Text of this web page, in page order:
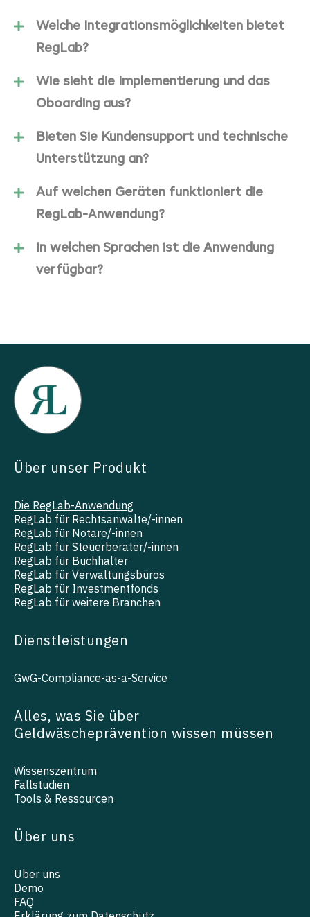
Welche Integrationsmöglichkeiten bietet
RegLab?
Wie sieht die Implementierung und das
Oboarding aus?
Bieten Sie Kundensupport und technische
Unterstützung an?
Auf welchen Geräten funktioniert die
RegLab-Anwendung?
In welchen Sprachen ist die Anwendung
verfügbar?
Über unser Produkt
Die RegLab-Anwendung
RegLab für Rechtsanwälte/-innen
RegLab für Notare/-innen
RegLab für Steuerberater/-innen
RegLab für Buchhalter
RegLab für Verwaltungsbüros
RegLab für Investmentfonds
RegLab für weitere Branchen
Dienstleistungen
GwG-Compliance-as-a-Service
Alles, was Sie über
Geldwäscheprävention wissen müssen
Wissenszentrum
Fallstudien
Tools & Ressourcen
Über uns
Über uns
Demo
FAQ